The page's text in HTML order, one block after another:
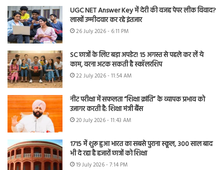
UGC NET Answer Key में देरी की वजह पेपर लीक विवाद?
लाखों उम्मीदवार कर रहे इंतजार
26 July 2026 - 6:11 PM
SC छात्रों के लिए बड़ा अपडेट! 15 अगस्त से पहले कर लें ये
काम, वरना अटक सकती है स्कॉलरशिप
22 July 2026 - 11:54 AM
नीट परीक्षा में सफलता “शिक्षा क्रांति” के व्यापक प्रभाव को
उजागर करती है: शिक्षा मंत्री बैंस
20 July 2026 - 11:43 AM
1715 में शुरू हुआ भारत का सबसे पुराना स्कूल, 300 साल बाद
भी दे रहा है हजारों छात्रों को शिक्षा
19 July 2026 - 7:14 PM